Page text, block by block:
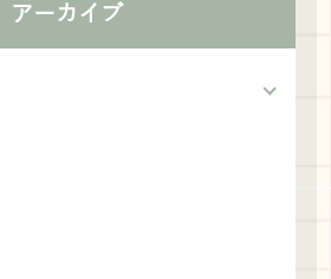
アーカイブ